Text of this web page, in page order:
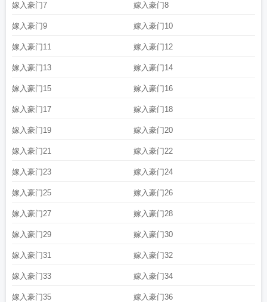
嫁入豪门7 嫁入豪门8
嫁入豪门9 嫁入豪门10
嫁入豪门11 嫁入豪门12
嫁入豪门13 嫁入豪门14
嫁入豪门15 嫁入豪门16
嫁入豪门17 嫁入豪门18
嫁入豪门19 嫁入豪门20
嫁入豪门21 嫁入豪门22
嫁入豪门23 嫁入豪门24
嫁入豪门25 嫁入豪门26
嫁入豪门27 嫁入豪门28
嫁入豪门29 嫁入豪门30
嫁入豪门31 嫁入豪门32
嫁入豪门33 嫁入豪门34
嫁入豪门35 嫁入豪门36